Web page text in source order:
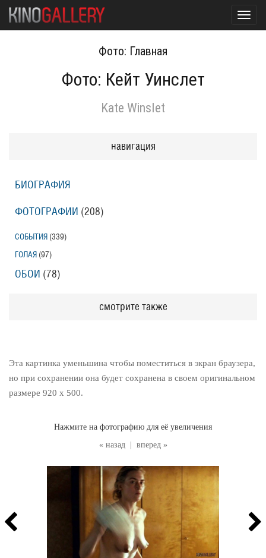
Фото: Главная
Фото: Кейт Уинслет
Kate Winslet
« назад вперед »
Нажмите на фотографию для её увеличения
Эта картинка уменьшина чтобы поместиться в экран браузера,
но при сохранении она будет сохранена в своем оригинальном
размере 920 x 500.
навигация
БИОГРАФИЯ
ФОТОГРАФИИ (208)
СОБЫТИЯ (339)
ГОЛАЯ (97)
ОБОИ (78)
смотрите также